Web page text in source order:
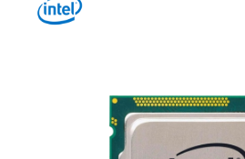
Bildergalerie überspringen